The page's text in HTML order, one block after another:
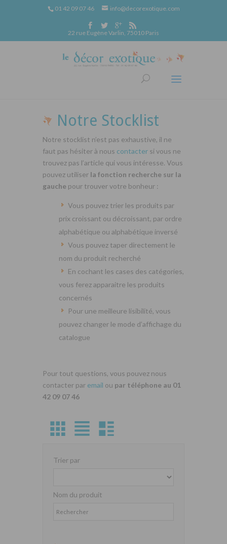
01 42 09 07 46 info@decorexotique.com
22 rue Eugène Varlin, 75010 Paris
Notre Stocklist
Notre stocklist n’est pas exhaustive, il ne
faut pas hésiter à nous contacter si vous ne
trouvez pas l’article qui vous intéresse. Vous
pouvez utiliser la fonction recherche sur la
gauche pour trouver votre bonheur :
Vous pouvez trier les produits par
prix croissant ou décroissant, par ordre
alphabétique ou alphabétique inversé
Vous pouvez taper directement le
nom du produit recherché
En cochant les cases des catégories,
vous ferez apparaitre les produits
concernés
Pour une meilleure lisibilité, vous
pouvez changer le mode d’affichage du
catalogue
Pour tout questions, vous pouvez nous
contacter par email ou par téléphone au 01
42 09 07 46
Trier par
Nom du produit